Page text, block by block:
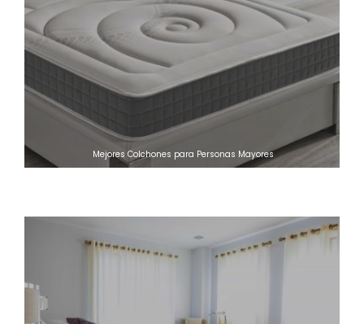
Mejores Colchones para Personas Mayores